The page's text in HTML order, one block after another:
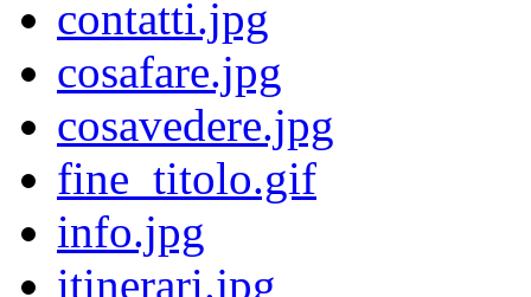
contatti.jpg
cosafare.jpg
cosavedere.jpg
fine_titolo.gif
info.jpg
itinerari.jpg